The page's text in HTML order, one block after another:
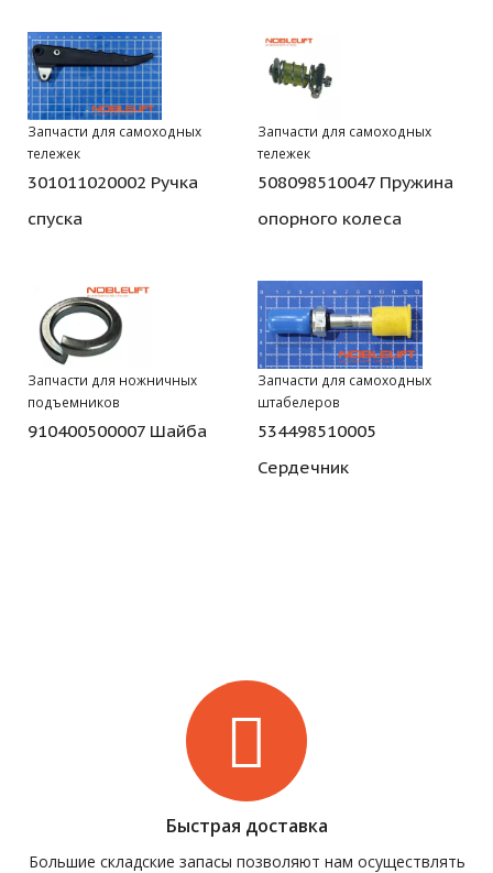
Запчасти для самоходных
тележек
301011020002 Ручка
спуска
Запчасти для самоходных
тележек
508098510047 Пружина
опорного колеса
Запчасти для ножничных
подъемников
910400500007 Шайба
Запчасти для самоходных
штабелеров
534498510005
Сердечник
Быстрая доставка
Большие складские запасы позволяют нам осуществлять